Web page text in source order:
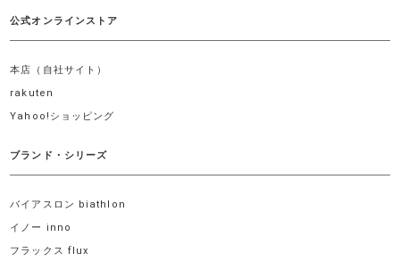
公式オンラインストア
本店（自社サイト）
rakuten
Yahoo!ショッピング
ブランド・シリーズ
バイアスロン biathlon
イノー inno
フラックス flux